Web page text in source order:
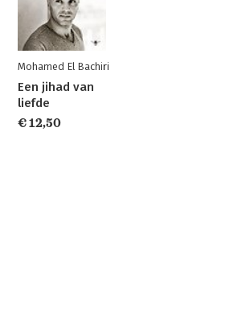
Mohamed El Bachiri
Een jihad van
liefde
€ 12,50